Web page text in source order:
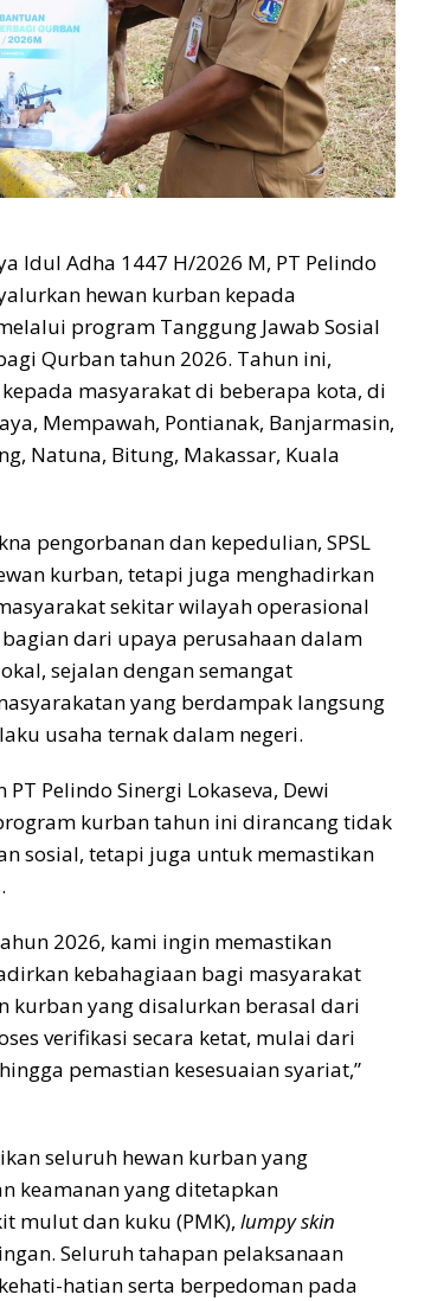
Idul Adha 1447 H/2026 M, PT Pelindo
hewan kurban kepada
program Tanggung Jawab Sosial
Qurban tahun 2026. Tahun ini,
masyarakat di beberapa kota, di
Mempawah, Pontianak, Banjarmasin,
Natuna, Bitung, Makassar, Kuala
pengorbanan dan kepedulian, SPSL
kurban, tetapi juga menghadirkan
sekitar wilayah operasional
dari upaya perusahaan dalam
sejalan dengan semangat
yang berdampak langsung
usaha ternak dalam negeri.
Pelindo Sinergi Lokaseva, Dewi
kurban tahun ini dirancang tidak
sosial, tetapi juga untuk memastikan
2026, kami ingin memastikan
kebahagiaan bagi masyarakat
kurban yang disalurkan berasal dari
verifikasi secara ketat, mulai dari
pemastian kesesuaian syariat,”
seluruh hewan kurban yang
keamanan yang ditetapkan
mulut dan kuku (PMK), lumpy skin
Seluruh tahapan pelaksanaan
hatian serta berpedoman pada